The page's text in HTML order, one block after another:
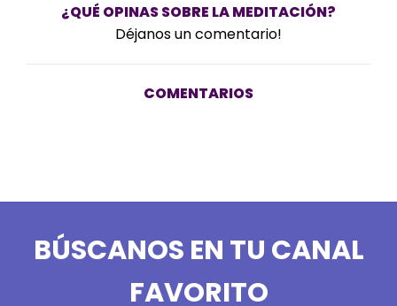
¿QUÉ OPINAS SOBRE LA MEDITACIÓN?
Déjanos un comentario!
COMENTARIOS
BÚSCANOS EN TU CANAL
FAVORITO